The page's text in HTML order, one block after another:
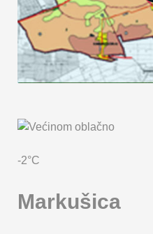
-2°C
Markušica